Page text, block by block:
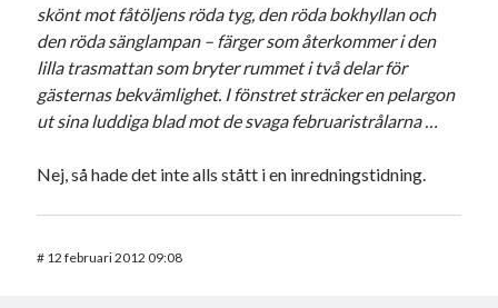
skönt mot fåtöljens röda tyg, den röda bokhyllan och
den röda sänglampan – färger som återkommer i den
lilla trasmattan som bryter rummet i två delar för
gästernas bekvämlighet. I fönstret sträcker en pelargon
ut sina luddiga blad mot de svaga februaristrålarna …
Nej, så hade det inte alls stått i en inredningstidning.
# 12 februari 2012 09:08